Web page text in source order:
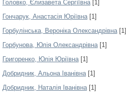
Головко, Єлизавета Сергіївна[1]
Гончарук, Анастасія Юріївна[1]
Горбулінська, Вероніка Олександрівна[1]
Горбунова, Юлія Олександрівна[1]
Григоренко, Юлія Юріївна[1]
Добридник, Альона Іванівна[1]
Добридник, Наталія Іванівна[1]